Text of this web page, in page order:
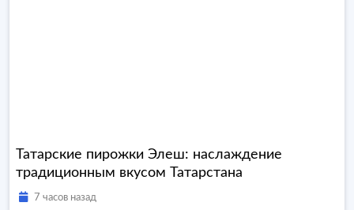
Татарские пирожки Элеш: наслаждение
традиционным вкусом Татарстана
7 часов назад